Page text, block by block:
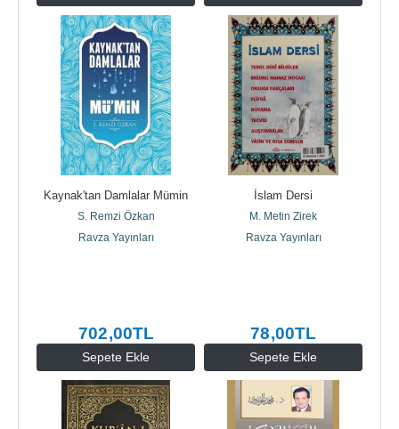
Sepete Ekle
Kaynak'tan Damlalar Mümin
S. Remzi Özkan
Ravza Yayınları
702,00TL
Sepete Ekle
İslam Dersi
M. Metin Zirek
Ravza Yayınları
78,00TL